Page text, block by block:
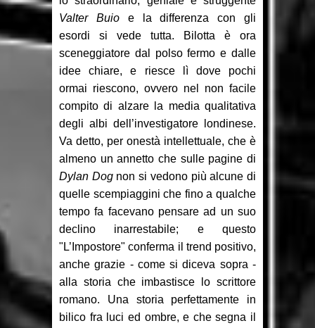
Valter Buioe la differenza con gli
esordi si vede tutta. Bilotta è ora
sceneggiatore dal polso fermo e dalle
idee chiare, e riesce lì dove pochi
ormai riescono, ovvero nel non facile
compito di alzare la media qualitativa
degli albi dell’investigatore londinese.
Va detto, per onestà intellettuale, che è
almeno un annetto che sulle pagine di
Dylan Dognon si vedono più alcune di
quelle scempiaggini che fino a qualche
tempo fa facevano pensare ad un suo
declino inarrestabile; e questo
"L’Impostore" conferma il trend positivo,
anche grazie - come si diceva sopra -
alla storia che imbastisce lo scrittore
romano. Una storia perfettamente in
bilico fra luci ed ombre, e che segna il